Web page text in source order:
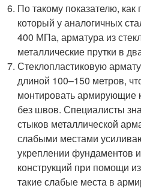
По такому показателю,
который у аналогичных
400 МПа, арматура из
металлические прутки в
Стеклопластиковую
длиной 100–150 метров,
монтировать армирующие
без швов. Специалисты
стыков металлической
слабыми местами
укреплении фундаментов
конструкций при помощи
такие слабые места в